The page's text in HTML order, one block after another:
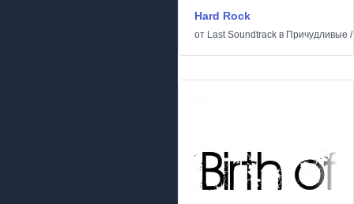
Hard Rock
от Last Soundtrack в Причудливые /